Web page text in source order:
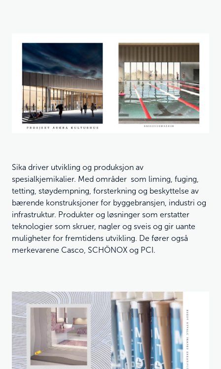
Sika driver utvikling og produksjon av
spesialkjemikalier. Med områder som liming, fuging,
tetting, støydempning, forsterkning og beskyttelse av
bærende konstruksjoner for byggebransjen, industri og
infrastruktur. Produkter og løsninger som erstatter
teknologier som skruer, nagler og sveis og gir uante
muligheter for fremtidens utvikling. De fører også
merkevarene Casco, SCHÖNOX og PCI .